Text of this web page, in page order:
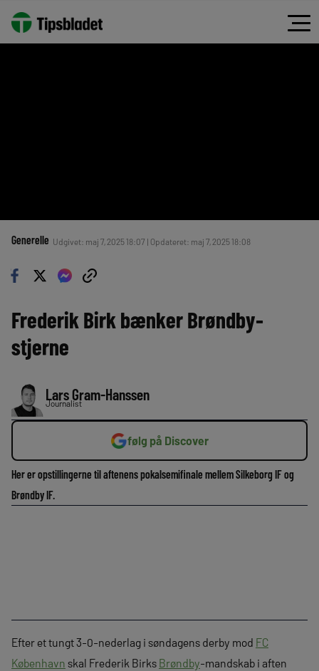
Generelle Udgivet: maj 7, 2025 18:07 | Opdateret: maj 7, 2025 18:08
Frederik Birk bænker Brøndby-
stjerne
Lars Gram-Hanssen
Journalist
følg på Discover
Her er opstillingerne til aftenens pokalsemifinale mellem Silkeborg IF og
Brøndby IF.
Efter et tungt 3-0-nederlag i søndagens derby mod FC
København skal Frederik Birks Brøndby-mandskab i aften